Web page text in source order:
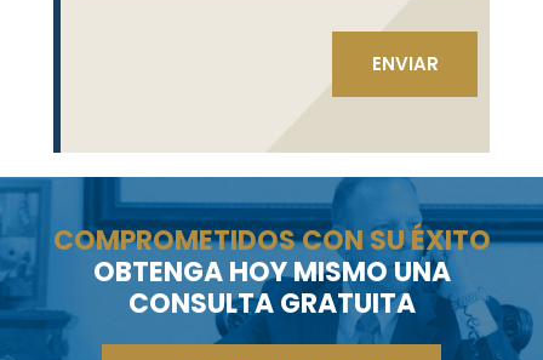
COMPROMETIDOS CON SU ÉXITO
OBTENGA HOY MISMO UNA
CONSULTA GRATUITA